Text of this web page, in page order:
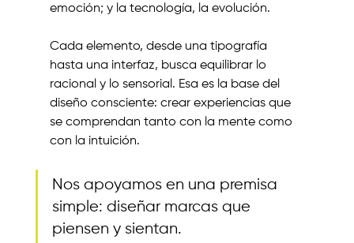
emoción; y la tecnología, la evolución.
Cada elemento, desde una tipografía
hasta una interfaz, busca equilibrar lo
racional y lo sensorial. Esa es la base del
diseño consciente: crear experiencias que
se comprendan tanto con la mente como
con la intuición.
Nos apoyamos en una premisa
simple: diseñar marcas que
piensen y sientan.